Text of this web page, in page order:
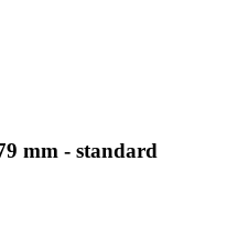
mm - standard